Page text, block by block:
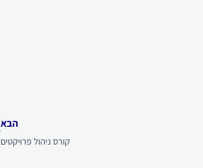
הבא
קורס ניהול פרויקטים